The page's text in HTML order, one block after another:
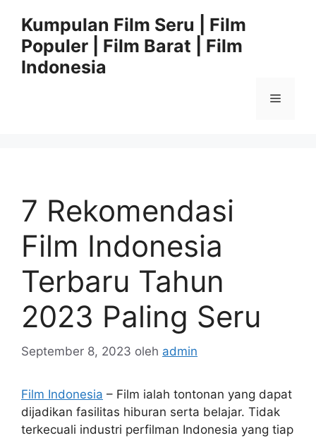
Kumpulan Film Seru | Film
Populer | Film Barat | Film
Indonesia
Menu
7 Rekomendasi
Film Indonesia
Terbaru Tahun
2023 Paling Seru
September 8, 2023 oleh admin
Film Indonesia – Film ialah tontonan yang dapat
dijadikan fasilitas hiburan serta belajar. Tidak
terkecuali industri perfilman Indonesia yang tiap